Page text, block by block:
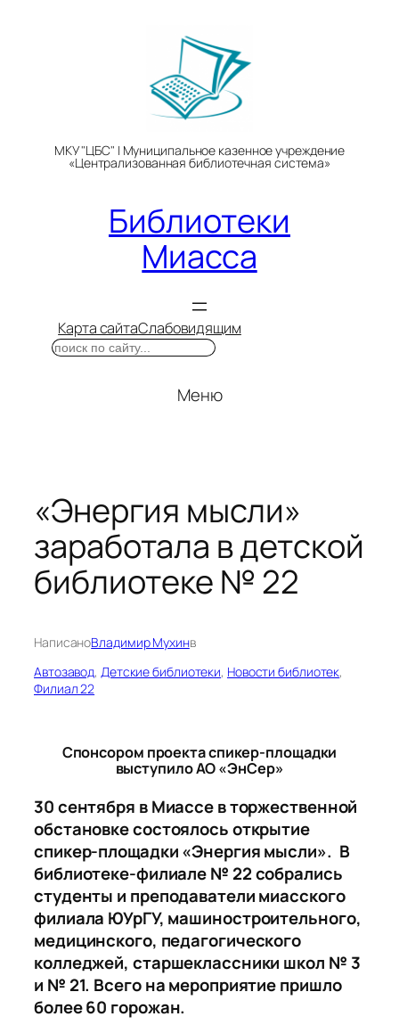
МКУ "ЦБС" | Муниципальное казенное учреждение
«Централизованная библиотечная система»
Библиотеки
Миасса
Карта сайтаСлабовидящим
Поиск
Меню
«Энергия мысли»
заработала в детской
библиотеке № 22
НаписаноВладимир Мухинв
Автозавод, Детские библиотеки, Новости библиотек
Филиал 22
Спонсором проекта спикер-площадки
выступило АО «ЭнСер»
30 сентября в Миассе в торжественной
обстановке состоялось открытие
спикер-площадки «Энергия мысли». В
библиотеке-филиале № 22 собрались
студенты и преподаватели миасского
филиала ЮУрГУ, машиностроительного,
медицинского, педагогического
колледжей, старшеклассники школ № 3
и № 21. Всего на мероприятие пришло
более 60 горожан.